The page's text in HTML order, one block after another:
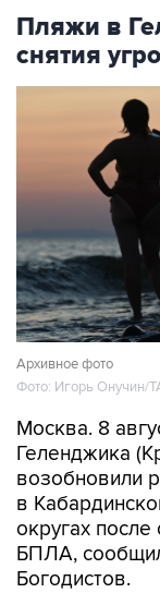
Пляжи в
снятия
Архивное фото
Фото: Игорь Онучин/
Москва. 8
Геленджика
возобновили
в
округах
БПЛА,
Богодистов.